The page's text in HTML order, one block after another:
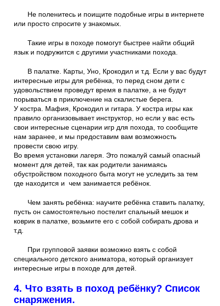
Не поленитесь и поищите подобные игры в интернете
или просто спросите у знакомых.
Такие игры в походе помогут быстрее найти общий
язык и подружится с другими участниками похода.
В палатке. Карты, Уно, Крокодил и т.д. Если у вас будут
интересные игры для ребёнка, то перед сном дети с
удовольствием проведут время в палатке, а не будут
порываться в приключение на скалистые берега.
У костра. Мафия, Крокодил и гитара. У костра игры как
правило организовывает инструктор, но если у вас есть
свои интересные сценарии игр для похода, то сообщите
нам заранее, и мы предоставим вам возможность
провести свою игру.
Во время установки лагеря. Это пожалуй самый опасный
момент для детей, так как родители занимаясь
обустройством походного быта могут не уследить за тем
где находится и чем занимается ребёнок.
Чем занять ребёнка: научите ребёнка ставить палатку,
пусть он самостоятельно постелит спальный мешок и
коврик в палатке, возьмите его с собой собирать дрова и
т.д.
При групповой заявки возможно взять с собой
специального детского аниматора, который организует
интересные игры в походе для детей.
4. Что взять в поход ребёнку? Список
снаряжения.